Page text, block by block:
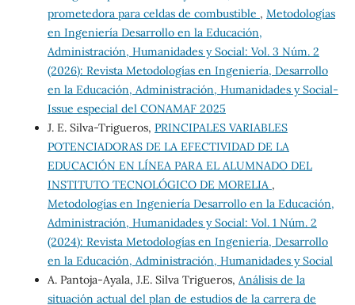
prometedora para celdas de combustible , Metodologías
en Ingeniería Desarrollo en la Educación,
Administración, Humanidades y Social: Vol. 3 Núm. 2
(2026): Revista Metodologías en Ingeniería, Desarrollo
en la Educación, Administración, Humanidades y Social-
Issue especial del CONAMAF 2025
J. E. Silva-Trigueros, PRINCIPALES VARIABLES
POTENCIADORAS DE LA EFECTIVIDAD DE LA
EDUCACIÓN EN LÍNEA PARA EL ALUMNADO DEL
INSTITUTO TECNOLÓGICO DE MORELIA ,
Metodologías en Ingeniería Desarrollo en la Educación,
Administración, Humanidades y Social: Vol. 1 Núm. 2
(2024): Revista Metodologías en Ingeniería, Desarrollo
en la Educación, Administración, Humanidades y Social
A. Pantoja-Ayala, J.E. Silva Trigueros, Análisis de la
situación actual del plan de estudios de la carrera de